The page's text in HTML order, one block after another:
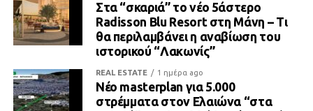
Στα “σκαριά” το νέο 5άστερο
Radisson Blu Resort στη Μάνη – Τι
θα περιλαμβάνει η αναβίωση του
ιστορικού “Λακωνίς”
REAL ESTATE 1 ημέρα ago
Νέο masterplan για 5.000
στρέμματα στον Ελαιώνα “στα